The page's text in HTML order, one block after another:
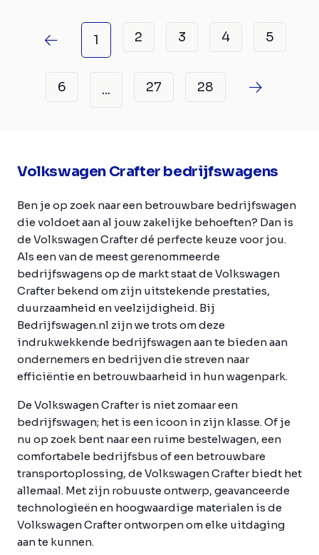
1 2 3 4 5
6 ... 27 28
Volkswagen Crafter bedrijfswagens
Ben je op zoek naar een betrouwbare bedrijfswagen
die voldoet aan al jouw zakelijke behoeften? Dan is
de Volkswagen Crafter dé perfecte keuze voor jou.
Als een van de meest gerenommeerde
bedrijfswagens op de markt staat de Volkswagen
Crafter bekend om zijn uitstekende prestaties,
duurzaamheid en veelzijdigheid. Bij
Bedrijfswagen.nl zijn we trots om deze
indrukwekkende bedrijfswagen aan te bieden aan
ondernemers en bedrijven die streven naar
efficiëntie en betrouwbaarheid in hun wagenpark.
De Volkswagen Crafter is niet zomaar een
bedrijfswagen; het is een icoon in zijn klasse. Of je
nu op zoek bent naar een ruime bestelwagen, een
comfortabele bedrijfsbus of een betrouwbare
transportoplossing, de Volkswagen Crafter biedt het
allemaal. Met zijn robuuste ontwerp, geavanceerde
technologieën en hoogwaardige materialen is de
Volkswagen Crafter ontworpen om elke uitdaging
aan te kunnen.